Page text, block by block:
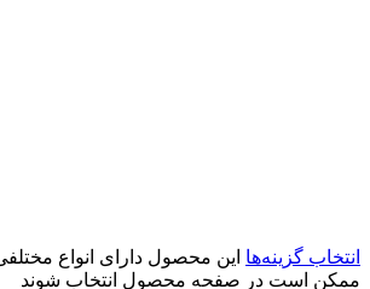
انتخاب گزینه‌ها این محصول دارای انواع
ممکن است در صفحه محصول انتخاب شوند